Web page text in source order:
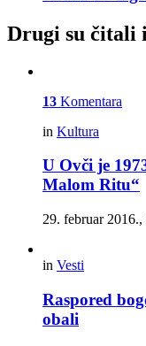
Drugi su čitali
13 Komentara
in Kultura
U Ovči je
Malom Ritu“
29. februar 2016.,
in Vesti
Raspored
obali